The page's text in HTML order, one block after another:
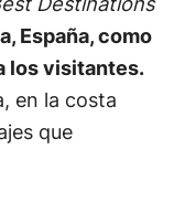
España, como
los visitantes.
en la costa
que